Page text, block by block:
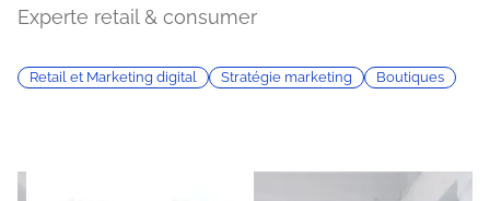
Experte retail & consumer
Retail et Marketing digital Stratégie marketing Boutiques